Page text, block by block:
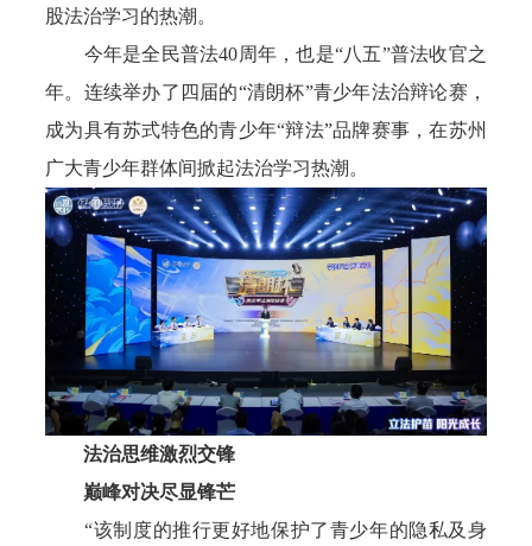
股法治学习的热潮。
今年是全民普法40周年，也是“八五”普法收官之
年。连续举办了四届的“清朗杯”青少年法治辩论赛，
成为具有苏式特色的青少年“辩法”品牌赛事，在苏州
广大青少年群体间掀起法治学习热潮。
法治思维激烈交锋
巅峰对决尽显锋芒
“该制度的推行更好地保护了青少年的隐私及身